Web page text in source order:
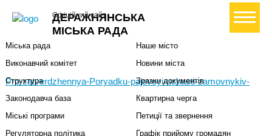
ДЕРАЖНЯНСЬКА
МІСЬКА РАДА
Офіційний сайт+ Створити петицію
Pro-zatverdzhennya-Poryadku-pajovoyi-uchasti-zamovnykiv-
Міський голова
Міська рада
Виконавчий комітет
Структура
Законодавча база
Міські програми
Регуляторна політика
Наше місто
Новини міста
Зразки документів
Квартирна черга
Петиції та звернення
Графік прийому громадян